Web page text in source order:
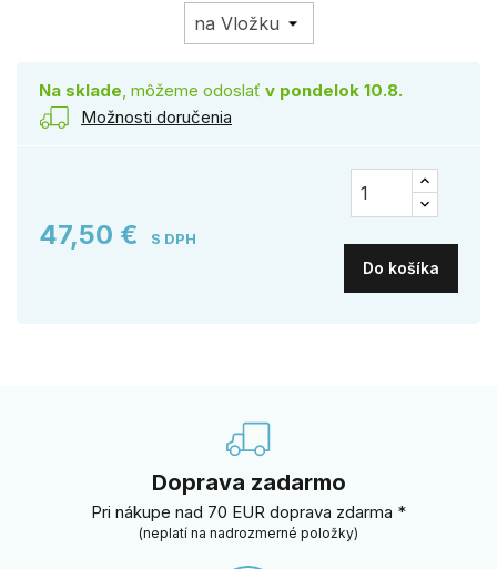
Na sklade, môžeme odoslať v pondelok 10.8.
Možnosti doručenia
47,50 € S DPH
Do košíka
Doprava zadarmo
Pri nákupe nad 70 EUR doprava zdarma *
(neplatí na nadrozmerné položky)